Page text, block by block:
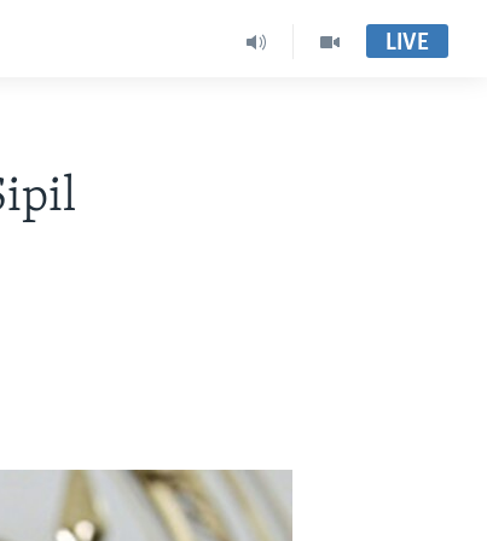
LIVE